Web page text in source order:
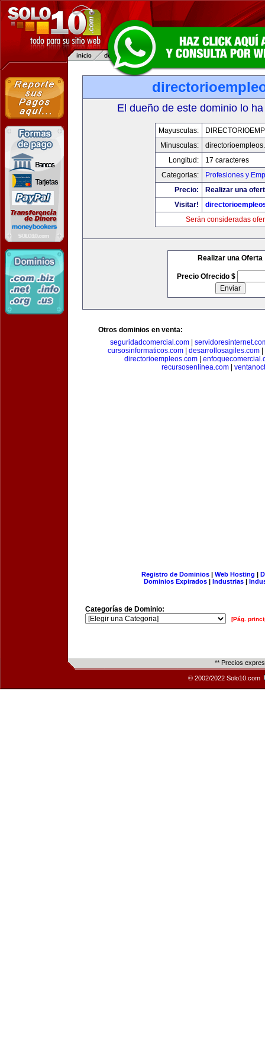
El dueño de este dominio lo
Mayusculas:
Minusculas:
Longitud:
17 caracteres
Categorias:
Profesiones y
Precio:
Realizar una
Visitar!
Serán consideradas
Realizar una Oferta
Precio Ofrecido $
Otros dominios en venta:
seguridadcomercial.com|
cursosinformaticos.com
desarrollosagiles.com
directorioempleos.com
recursosenlinea.com|
Registro de Dominios| Web Hosting |
Dominios Expirados | Industrias |
Categorías de Dominio:
[Pág.
** Precios
© 2002/2022 Solo10.com